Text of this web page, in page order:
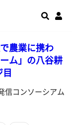
農業に携わ
ム」の八谷耕
信コンソーシアム